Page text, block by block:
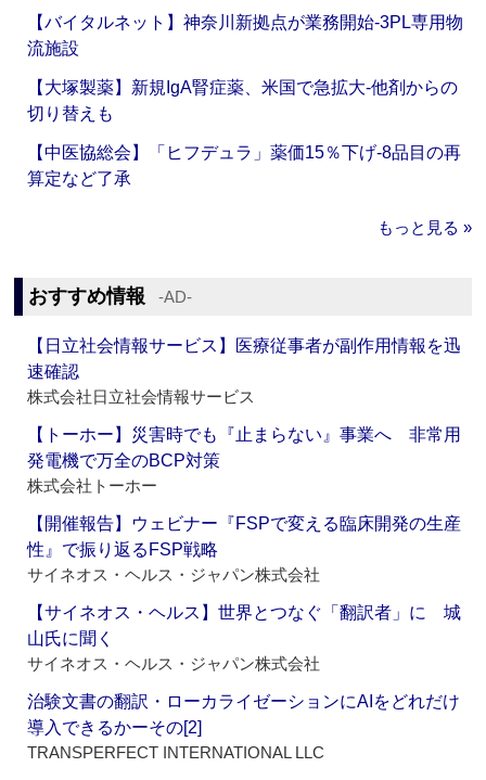
【バイタルネット】神奈川新拠点が業務開始‐3PL専用物
流施設
【大塚製薬】新規IgA腎症薬、米国で急拡大‐他剤からの
切り替えも
【中医協総会】「ヒフデュラ」薬価15％下げ‐8品目の再
算定など了承
もっと見る »
おすすめ情報 ‐AD‐
【日立社会情報サービス】医療従事者が副作用情報を迅
速確認
株式会社日立社会情報サービス
【トーホー】災害時でも『止まらない』事業へ 非常用
発電機で万全のBCP対策
株式会社トーホー
【開催報告】ウェビナー『FSPで変える臨床開発の生産
性』で振り返るFSP戦略
サイネオス・ヘルス・ジャパン株式会社
【サイネオス・ヘルス】世界とつなぐ「翻訳者」に 城
山氏に聞く
サイネオス・ヘルス・ジャパン株式会社
治験文書の翻訳・ローカライゼーションにAIをどれだけ
導入できるかーその[2]
TRANSPERFECT INTERNATIONAL LLC